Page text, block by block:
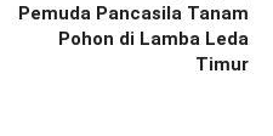
Pemuda Pancasila Tanam
Pohon di Lamba Leda
Timur